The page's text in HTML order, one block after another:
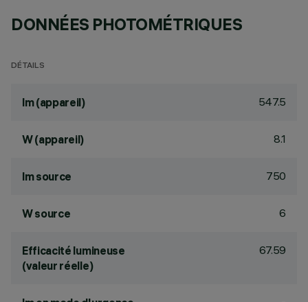
DONNÉES PHOTOMÉTRIQUES
DÉTAILS
lm (appareil) 547.5
W (appareil) 8.1
lm source 750
W source 6
Efficacité lumineuse
(valeur réelle)
67.59